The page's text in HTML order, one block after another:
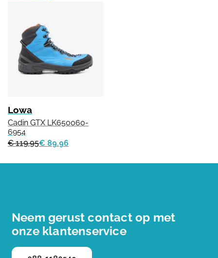
Lowa
Cadin GTX LK650060-
6954
€ 119.95€ 89.96
Neem gerust contact op met
onze klantenservice